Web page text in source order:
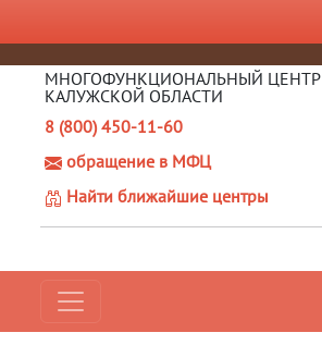
МНОГОФУНКЦИОНАЛЬНЫЙ ЦЕНТР
КАЛУЖСКОЙ ОБЛАСТИ
8 (800) 450-11-60
обращение в МФЦ
Найти ближайшие центры